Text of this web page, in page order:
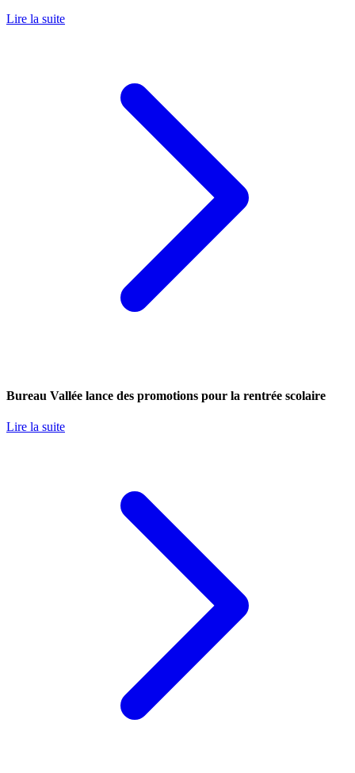
Lire la suite
Bureau Vallée lance des promotions pour la rentrée scolaire
Lire la suite